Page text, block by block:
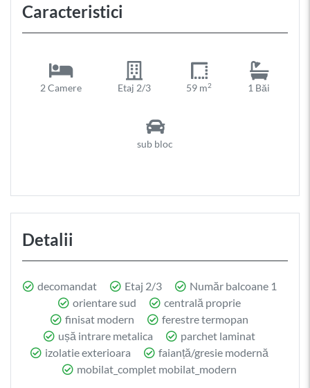
Caracteristici
2 Camere Etaj 2/3 59 m2 1 Băi
sub bloc
Detalii
decomandat Etaj 2/3
Număr balcoane 1
orientare sud
centrală proprie
finisat modern
ferestre termopan
ușă intrare metalica
parchet laminat
izolatie exterioara
faianță/gresie modernă
mobilat_complet mobilat_modern